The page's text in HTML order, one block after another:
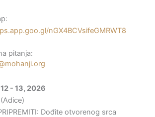
nGX4BCVsifeGMRWT8
pitanja:
- 13, 2026
Dođite otvorenog srca